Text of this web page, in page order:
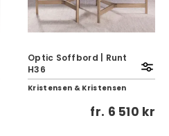
Optic Soffbord | Runt
H36
Kristensen & Kristensen
fr. 6 510 kr